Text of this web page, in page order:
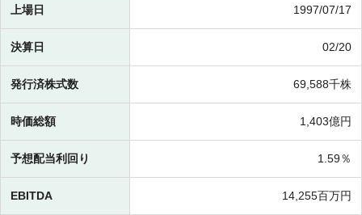
上場日 1997/07/17
決算日 02/20
発行済株式数 69,588千株
時価総額 1,403億円
予想配当利回り 1.59％
EBITDA 14,255百万円